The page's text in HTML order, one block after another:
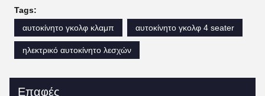
Tags:
αυτοκίνητο γκολφ κλαμπ
αυτοκίνητο γκολφ 4 seater
ηλεκτρικό αυτοκίνητο λεσχών
Επαφές